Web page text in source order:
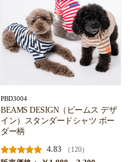
PBD3004
BEAMS DESIGN（ビームス デザ
イン）スタンダードシャツ ボー
ダー柄
4.83
（120）